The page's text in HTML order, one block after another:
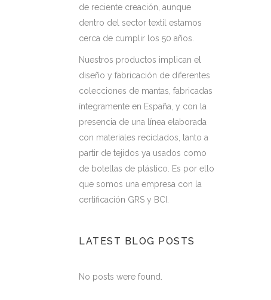
de reciente creación, aunque
dentro del sector textil estamos
cerca de cumplir los 50 años.
Nuestros productos implican el
diseño y fabricación de diferentes
colecciones de mantas, fabricadas
íntegramente en España, y con la
presencia de una línea elaborada
con materiales reciclados, tanto a
partir de tejidos ya usados como
de botellas de plástico. Es por ello
que somos una empresa con la
certificación GRS y BCI.
LATEST BLOG POSTS
No posts were found.